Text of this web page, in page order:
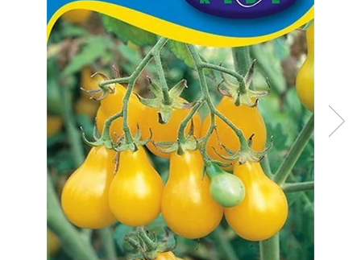
Diverse
Seminte legume
Pepene
Plante medicinale
Seminte ardei
Seminte broccoli
Seminte castraveti
Seminte ceapa
Seminte conopida
Seminte de Gulii
Seminte de Leustean
Seminte de Patrunjel